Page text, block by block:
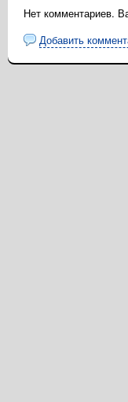
Нет комментариев.
Добавить